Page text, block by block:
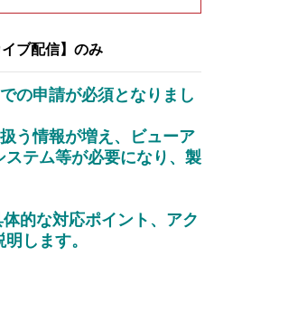
ブ配信】のみ
の申請が必須となりまし
う情報が増え、ビューア
テム等が必要になり、製
的な対応ポイント、アク
します。